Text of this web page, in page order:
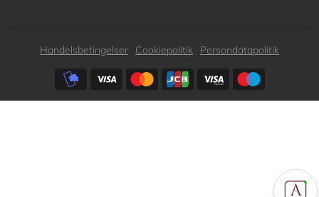
Subfooter
Handelsbetingelser Cookiepolitik
Persondatapolitik
Subfooter
payment
options